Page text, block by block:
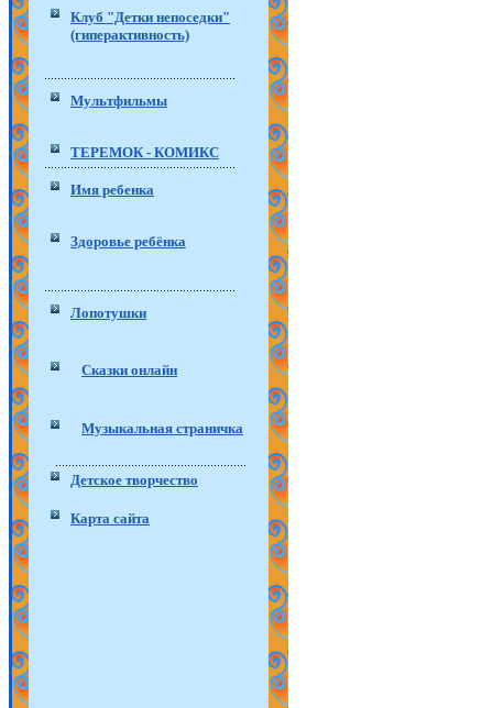
Клуб "Детки непоседки"
(гиперактивность)
Мультфильмы
ТЕРЕМОК - КОМИКС
Имя ребенка
Здоровье ребёнка
Лопотушки
Сказки онлайн
Музыкальная страничка
Детское творчество
Карта сайта